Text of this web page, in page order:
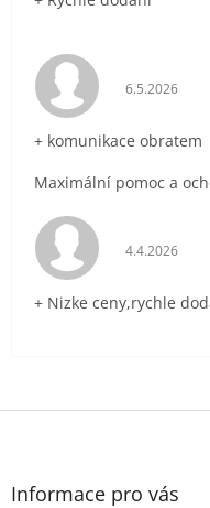
Hodnocení
6.5.2026
+ komunikace obratem
Maximální pomoc a
Hodnocení
4.4.2026
+ Nizke ceny,rychle
Z
Informace pro vás